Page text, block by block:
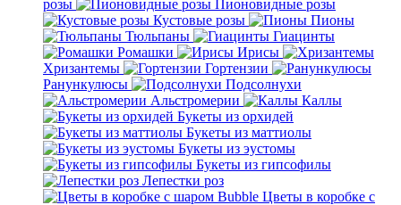
розы
Пионовидные розы
Кустовые розы
Пионы
Тюльпаны
Гиацинты
Ромашки
Ирисы
Хризантемы
Гортензии
Ранункулюсы
Подсолнухи
Альстромерии
Каллы
Букеты из орхидей
Букеты из маттиолы
Букеты из эустомы
Букеты из гипсофилы
Лепестки роз
Цветы в коробке с